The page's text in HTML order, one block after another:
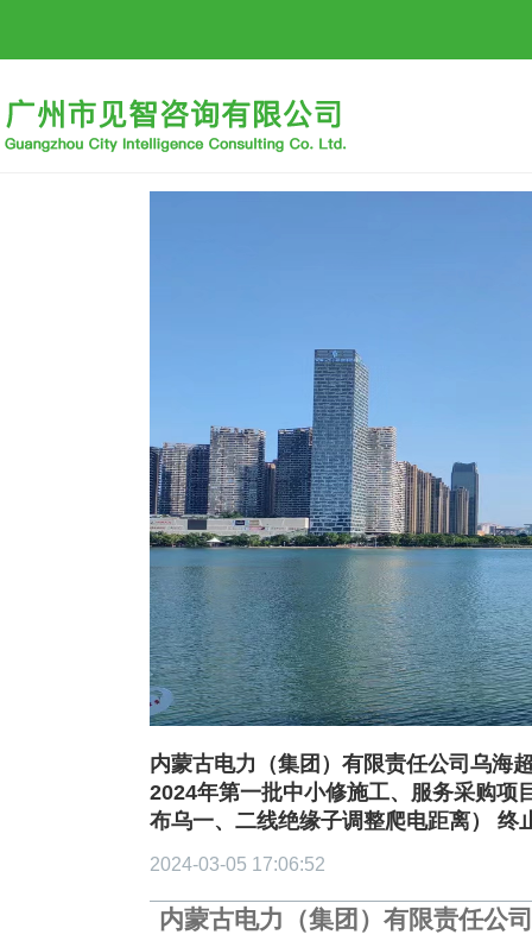
内蒙古电力（集团）有限责任公司乌海
2024年第一批中小修施工、服务采购项
布乌一、二线绝缘子调整爬电距离） 终
2024-03-05 17:06:52
内蒙古电力（集团）有限责任公